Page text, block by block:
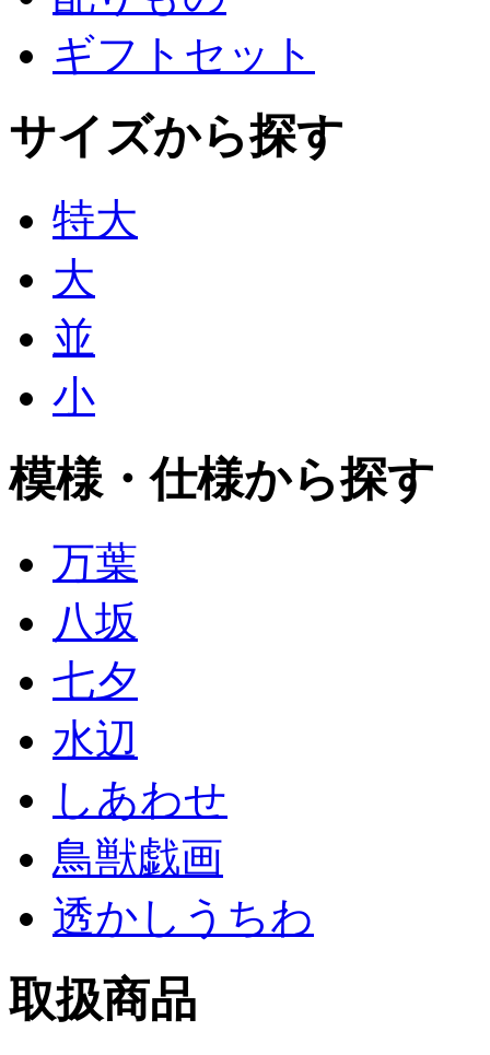
ギフトセット
サイズから探す
特大
大
並
小
模様・仕様から探す
万葉
八坂
七夕
水辺
しあわせ
鳥獣戯画
透かしうちわ
取扱商品